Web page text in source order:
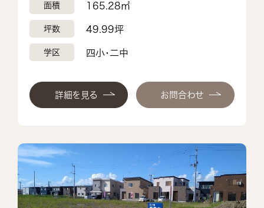
面積 165.28㎡
坪数 49.99坪
学区 四小・️️二中
詳細を見る お問合わせ